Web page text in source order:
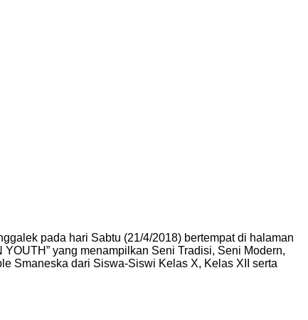
pada hari Sabtu (21/4/2018) bertempat di halaman
yang menampilkan Seni Tradisi, Seni Modern,
Smaneska dari Siswa-Siswi Kelas X, Kelas XII serta